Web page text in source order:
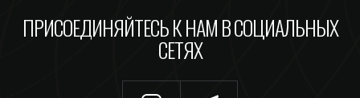
ПРИСОЕДИНЯЙТЕСЬ К НАМ В СОЦИАЛЬНЫХ
СЕТЯХ